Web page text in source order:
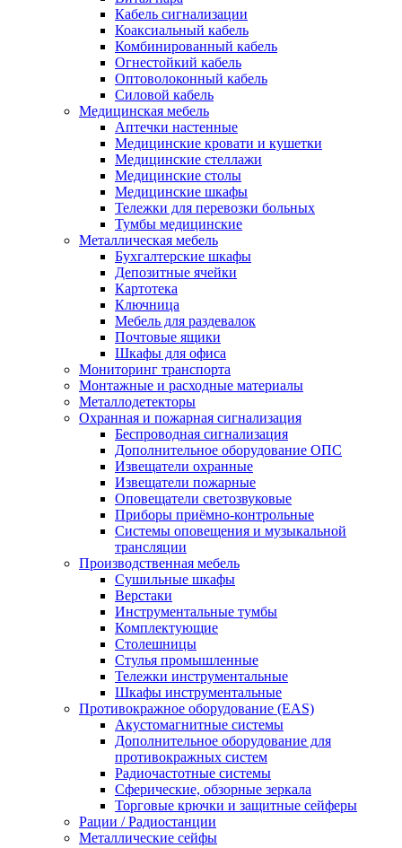
Кабель сигнализации
Коаксиальный кабель
Комбинированный кабель
Огнестойкий кабель
Оптоволоконный кабель
Силовой кабель
Медицинская мебель
Аптечки настенные
Медицинские кровати и кушетки
Медицинские стеллажи
Медицинские столы
Медицинские шкафы
Тележки для перевозки больных
Тумбы медицинские
Металлическая мебель
Бухгалтерские шкафы
Депозитные ячейки
Картотека
Ключница
Мебель для раздевалок
Почтовые ящики
Шкафы для офиса
Мониторинг транспорта
Монтажные и расходные материалы
Металлодетекторы
Охранная и пожарная сигнализация
Беспроводная сигнализация
Дополнительное оборудование ОПС
Извещатели охранные
Извещатели пожарные
Оповещатели светозвуковые
Приборы приёмно-контрольные
Системы оповещения и музыкальной
трансляции
Производственная мебель
Cушильные шкафы
Верстаки
Инструментальные тумбы
Комплектующие
Столешницы
Стулья промышленные
Тележки инструментальные
Шкафы инструментальные
Противокражное оборудование (EAS)
Акустомагнитные системы
Дополнительное оборудование для
противокражных систем
Радиочастотные системы
Сферические, обзорные зеркала
Торговые крючки и защитные сейферы
Рации / Радиостанции
Металлические сейфы